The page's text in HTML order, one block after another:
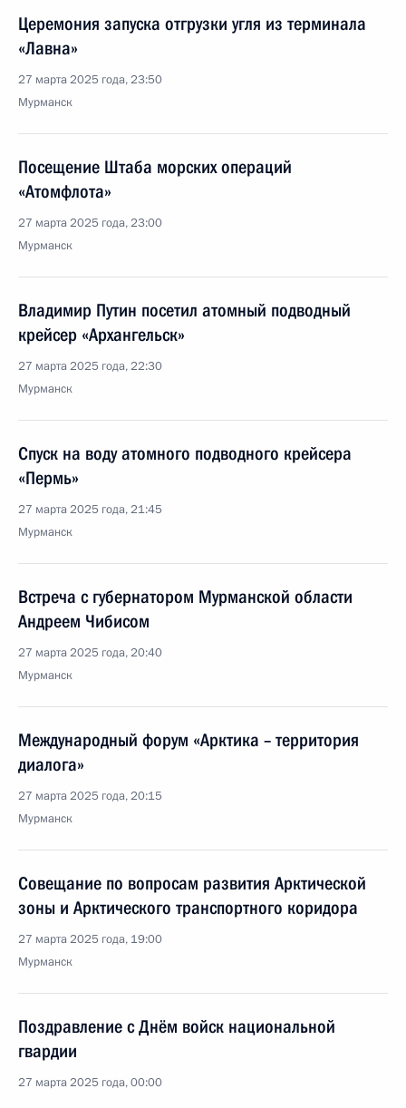
Церемония запуска отгрузки угля из терминала
«Лавна»
27 марта 2025 года, 23:50
Мурманск
Посещение Штаба морских операций
«Атомфлота»
27 марта 2025 года, 23:00
Мурманск
Владимир Путин посетил атомный подводный
крейсер «Архангельск»
27 марта 2025 года, 22:30
Мурманск
Спуск на воду атомного подводного крейсера
«Пермь»
27 марта 2025 года, 21:45
Мурманск
Встреча с губернатором Мурманской области
Андреем Чибисом
27 марта 2025 года, 20:40
Мурманск
Международный форум «Арктика – территория
диалога»
27 марта 2025 года, 20:15
Мурманск
Совещание по вопросам развития Арктической
зоны и Арктического транспортного коридора
27 марта 2025 года, 19:00
Мурманск
Поздравление с Днём войск национальной
гвардии
27 марта 2025 года, 00:00